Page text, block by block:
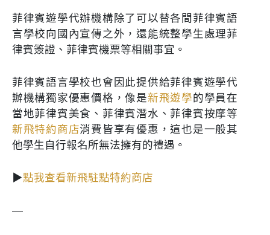
菲律賓遊學代辦機構除了可以替各間菲律賓語
言學校向國內宣傳之外，還能統整學生處理菲
律賓簽證、菲律賓機票等相關事宜。
菲律賓語言學校也會因此提供給菲律賓遊學代
辦機構獨家優惠價格，像是新飛遊學的學員在
當地菲律賓美食、菲律賓潛水、菲律賓按摩等
新飛特約商店消費皆享有優惠，這也是一般其
他學生自行報名所無法擁有的禮遇。
▶點我查看新飛駐點特約商店
—